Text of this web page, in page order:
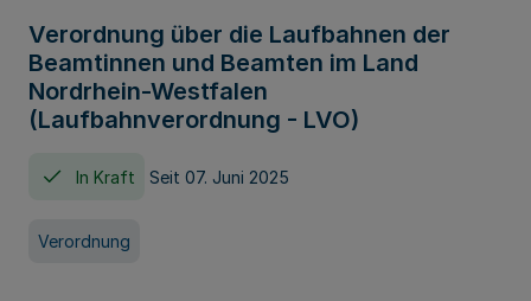
Verordnung über die Laufbahnen der
Beamtinnen und Beamten im Land
Nordrhein-Westfalen
(Laufbahnverordnung - LVO)
In Kraft Seit 07. Juni 2025
Verordnung